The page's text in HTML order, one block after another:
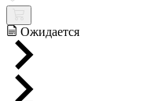
Ожидается